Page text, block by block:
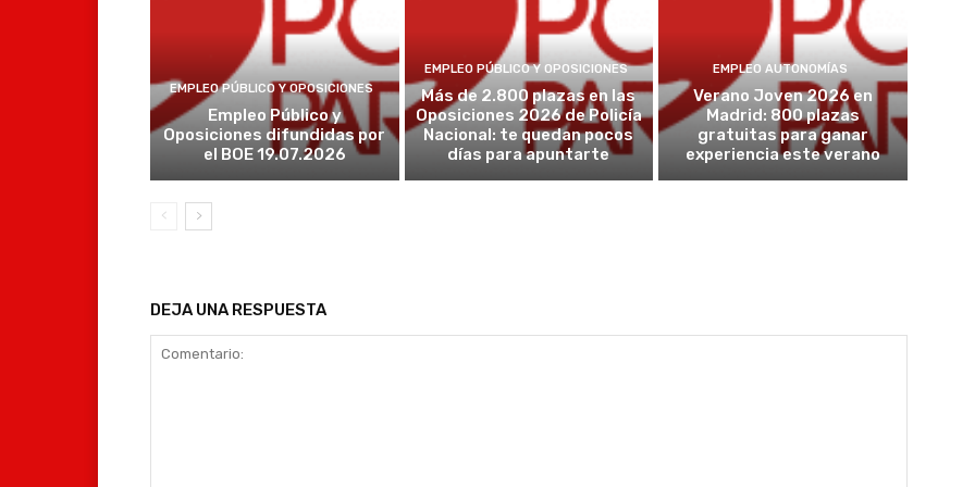
EMPLEO PÚBLICO Y OPOSICIONES
Empleo Público y
Oposiciones difundidas por
el BOE 19.07.2026
EMPLEO PÚBLICO Y OPOSICIONES
Más de 2.800 plazas en las
Oposiciones 2026 de Policía
Nacional: te quedan pocos
días para apuntarte
EMPLEO AUTONOMÍAS
Verano Joven 2026 en
Madrid: 800 plazas
gratuitas para ganar
experiencia este verano
DEJA UNA RESPUESTA